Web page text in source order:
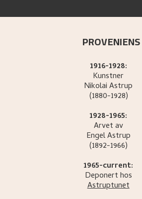
PROVENIENS
1916-1928:
Kunstner
NikolaiAstrup
(1880-1928)
1928-1965:
Arvet av
EngelAstrup
(1892-1966)
1965-current:
Deponert hos
Astruptunet